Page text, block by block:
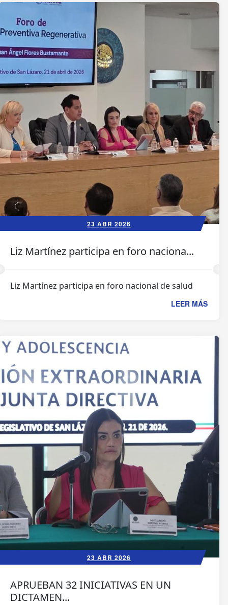
23 ABR 2026
Liz Martínez participa en foro naciona...
Liz Martínez participa en foro nacional de salud
LEER MÁS
23 ABR 2026
APRUEBAN 32 INICIATIVAS EN UN
DICTAMEN...